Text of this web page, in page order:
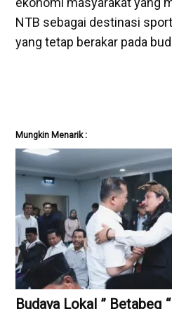
NTB sebagai destinasi
yang tetap berakar pada
Mungkin Menarik :
Budaya Lokal ” Betabeq